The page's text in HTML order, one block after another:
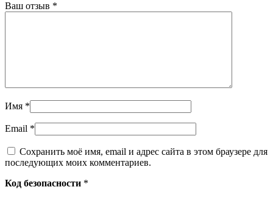
Ваш отзыв *
Имя *
Email *
Сохранить моё имя, email и адрес сайта в этом браузере для
последующих моих комментариев.
Код безопасности *